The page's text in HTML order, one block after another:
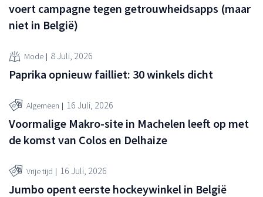
voert campagne tegen getrouwheidsapps (maar
niet in België)
Mode 8 Juli, 2026
Paprika opnieuw failliet: 30 winkels dicht
Algemeen 16 Juli, 2026
Voormalige Makro-site in Machelen leeft op met
de komst van Colos en Delhaize
Vrije tijd 16 Juli, 2026
Jumbo opent eerste hockeywinkel in België